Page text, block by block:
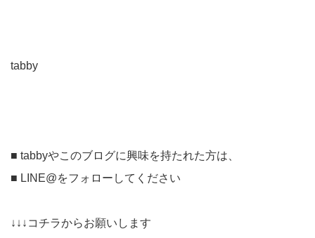
tabby
■ tabbyやこのブログに興味を持たれた方は、
■ LINE@をフォローしてください
↓↓↓コチラからお願いします